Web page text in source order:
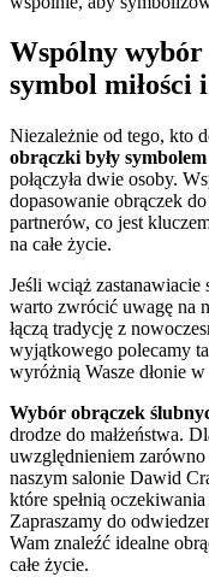
Wspólny
symbol miłości
Niezależnie od tego, kto
obrączki były
połączyła dwie osoby.
dopasowanie obrączek
partnerów, co jest
na całe życie.
Jeśli wciąż
warto zwrócić uwagę na
łączą tradycję z
wyjątkowego polecamy
wyróżnią Wasze dłonie
Wybór obrączek
drodze do małżeństwa.
uwzględnieniem
naszym salonie Dawid
które spełnią
Zapraszamy do
Wam znaleźć idealne
całe życie.